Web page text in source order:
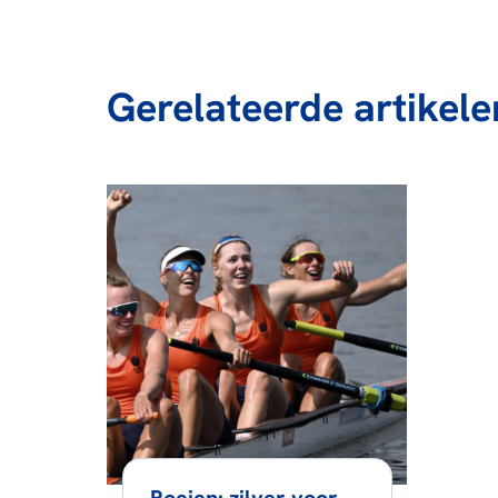
Gerelateerde